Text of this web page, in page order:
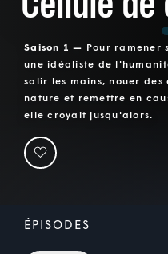
Saison 1 — Pour ramener
une idéaliste de
salir les mains, nouer
nature et remettre en
elle croyait jusqu'alors.
ÉPISODES